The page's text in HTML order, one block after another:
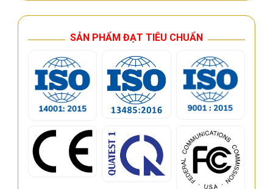
SẢN PHẨM ĐẠT TIÊU CHUẨN